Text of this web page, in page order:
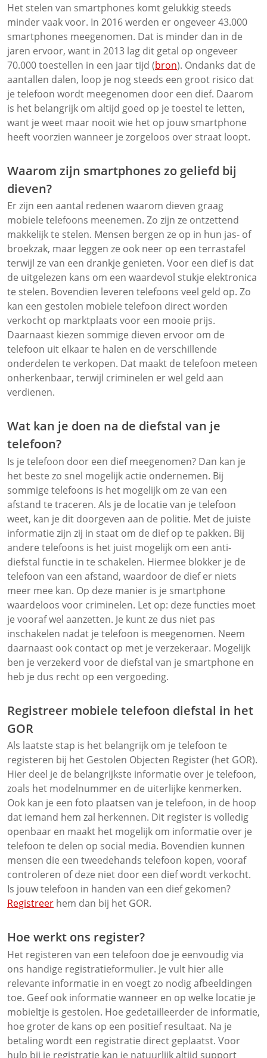
Het stelen van smartphones komt gelukkig steeds
minder vaak voor. In 2016 werden er ongeveer 43.000
smartphones meegenomen. Dat is minder dan in de
jaren ervoor, want in 2013 lag dit getal op ongeveer
70.000 toestellen in een jaar tijd (bron). Ondanks dat de
aantallen dalen, loop je nog steeds een groot risico dat
je telefoon wordt meegenomen door een dief. Daarom
is het belangrijk om altijd goed op je toestel te letten,
want je weet maar nooit wie het op jouw smartphone
heeft voorzien wanneer je zorgeloos over straat loopt.
Waarom zijn smartphones zo geliefd bij
dieven?
Er zijn een aantal redenen waarom dieven graag
mobiele telefoons meenemen. Zo zijn ze ontzettend
makkelijk te stelen. Mensen bergen ze op in hun jas- of
broekzak, maar leggen ze ook neer op een terrastafel
terwijl ze van een drankje genieten. Voor een dief is dat
de uitgelezen kans om een waardevol stukje elektronica
te stelen. Bovendien leveren telefoons veel geld op. Zo
kan een gestolen mobiele telefoon direct worden
verkocht op marktplaats voor een mooie prijs.
Daarnaast kiezen sommige dieven ervoor om de
telefoon uit elkaar te halen en de verschillende
onderdelen te verkopen. Dat maakt de telefoon meteen
onherkenbaar, terwijl criminelen er wel geld aan
verdienen.
Wat kan je doen na de diefstal van je
telefoon?
Is je telefoon door een dief meegenomen? Dan kan je
het beste zo snel mogelijk actie ondernemen. Bij
sommige telefoons is het mogelijk om ze van een
afstand te traceren. Als je de locatie van je telefoon
weet, kan je dit doorgeven aan de politie. Met de juiste
informatie zijn zij in staat om de dief op te pakken. Bij
andere telefoons is het juist mogelijk om een anti-
diefstal functie in te schakelen. Hiermee blokker je de
telefoon van een afstand, waardoor de dief er niets
meer mee kan. Op deze manier is je smartphone
waardeloos voor criminelen. Let op: deze functies moet
je vooraf wel aanzetten. Je kunt ze dus niet pas
inschakelen nadat je telefoon is meegenomen. Neem
daarnaast ook contact op met je verzekeraar. Mogelijk
ben je verzekerd voor de diefstal van je smartphone en
heb je dus recht op een vergoeding.
Registreer mobiele telefoon diefstal in het
GOR
Als laatste stap is het belangrijk om je telefoon te
registeren bij het Gestolen Objecten Register (het GOR).
Hier deel je de belangrijkste informatie over je telefoon,
zoals het modelnummer en de uiterlijke kenmerken.
Ook kan je een foto plaatsen van je telefoon, in de hoop
dat iemand hem zal herkennen. Dit register is volledig
openbaar en maakt het mogelijk om informatie over je
telefoon te delen op social media. Bovendien kunnen
mensen die een tweedehands telefoon kopen, vooraf
controleren of deze niet door een dief wordt verkocht.
Is jouw telefoon in handen van een dief gekomen?
Registreer hem dan bij het GOR.
Hoe werkt ons register?
Het registeren van een telefoon doe je eenvoudig via
ons handige registratieformulier. Je vult hier alle
relevante informatie in en voegt zo nodig afbeeldingen
toe. Geef ook informatie wanneer en op welke locatie je
mobieltje is gestolen. Hoe gedetailleerder de informatie,
hoe groter de kans op een positief resultaat. Na je
betaling wordt een registratie direct geplaatst. Voor
hulp bij je registratie kan je natuurlijk altijd support